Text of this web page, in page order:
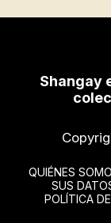
Shangay
QUIÉNES
SUS
POLÍTICA